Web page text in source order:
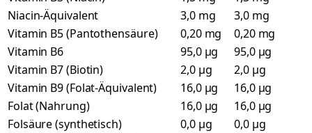
Niacin-Äquivalent
3,0 mg
3,0 mg
Vitamin B5 (Pantothensäure)
0,20 mg
0,20 mg
Vitamin B6
95,0 µg
95,0 µg
Vitamin B7 (Biotin)
2,0 µg
2,0 µg
Vitamin B9 (Folat-Äquivalent)
16,0 µg
16,0 µg
Folat (Nahrung)
16,0 µg
16,0 µg
Folsäure (synthetisch)
0,0 µg
0,0 µg